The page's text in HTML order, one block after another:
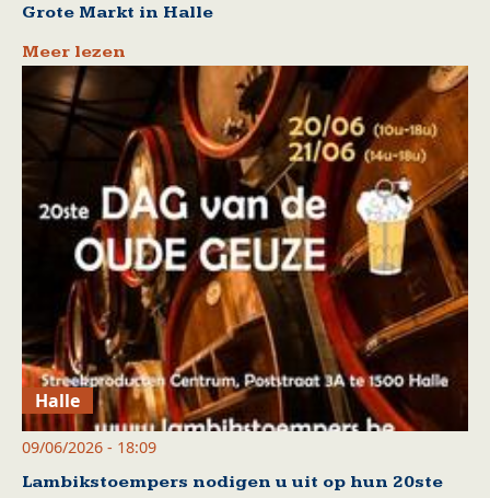
Grote Markt in Halle
Meer lezen
Halle
09/06/2026 - 18:09
Lambikstoempers nodigen u uit op hun 20ste